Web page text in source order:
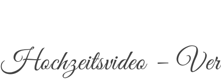
Hochzeitsvideo –